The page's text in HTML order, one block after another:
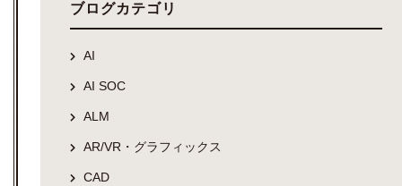
ブログカテゴリ
AI
AI SOC
ALM
AR/VR・グラフィックス
CAD